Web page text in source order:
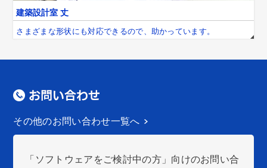
建築設計室 丈
さまざまな形状にも対応できるので、助かっています。
その他のお問い合わせ一覧へ
「ソフトウェアをご検討中の方」向けのお問い合